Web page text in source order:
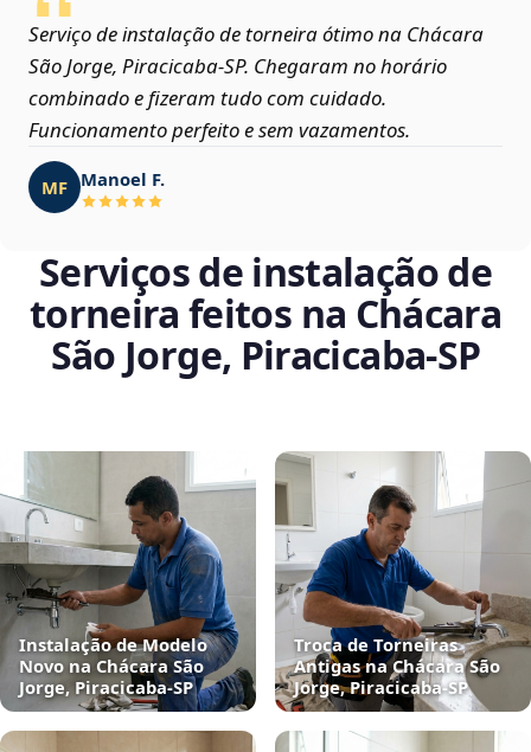
Serviço de instalação de torneira ótimo na Chácara
São Jorge, Piracicaba‑SP. Chegaram no horário
combinado e fizeram tudo com cuidado.
Funcionamento perfeito e sem vazamentos.
MF Manoel F.
Serviços de instalação de
torneira feitos na Chácara
São Jorge, Piracicaba‑SP
Instalação de Modelo
Novo na Chácara São
Jorge, Piracicaba‑SP
Troca de Torneiras
Antigas na Chácara São
Jorge, Piracicaba‑SP